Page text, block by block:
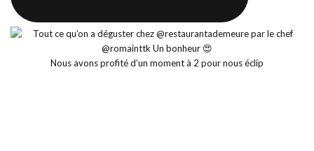
Nous avons profité d’un moment à 2 pour nous éclip